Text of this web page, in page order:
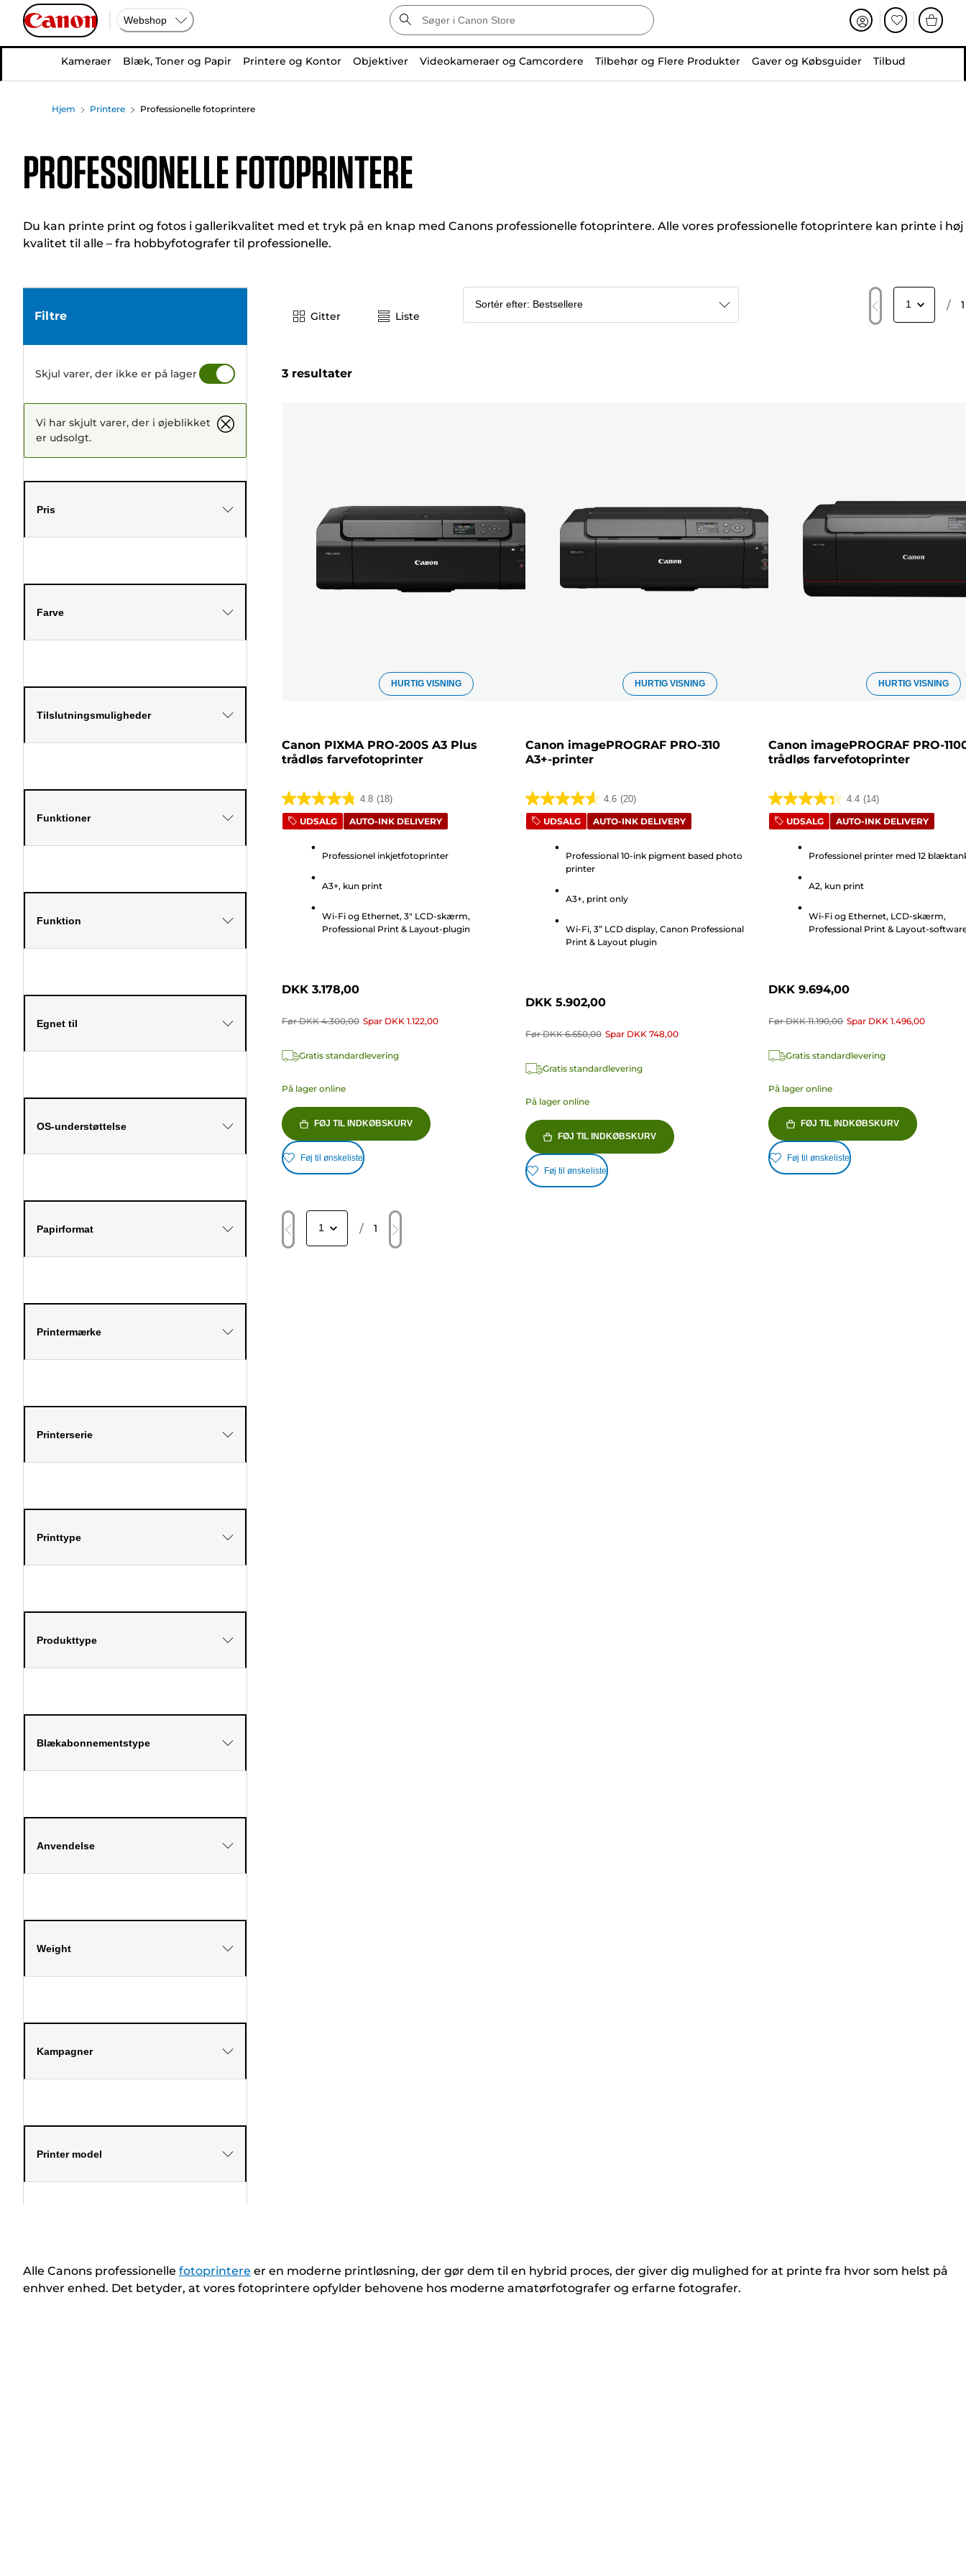
Webshop
Kameraer Blæk, Toner og Papir Printere og Kontor Objektiver Videokameraer og Camcordere Tilbehør og Flere Produkter Gaver og Købsguider Tilbud
Hjem Printere Professionelle fotoprintere
Professionelle fotoprintere
Du kan printe print og fotos i gallerikvalitet med et tryk på en knap med Canons professionelle fotoprintere. Alle vores professionelle fotoprintere kan printe i høj
kvalitet til alle – fra hobbyfotografer til professionelle.
Filtre
Skjul varer, der ikke er på lager
Vi har skjult varer, der i øjeblikket
er udsolgt.
Pris
Farve
Tilslutningsmuligheder
Funktioner
Funktion
Egnet til
OS-understøttelse
Papirformat
Printermærke
Printerserie
Printtype
Produkttype
Blækabonnementstype
Anvendelse
Weight
Kampagner
Printer model
Gitter Liste
/ 1
3 resultater
HURTIG VISNING
Canon PIXMA PRO-200S A3 Plus
trådløs farvefotoprinter
4.8 (18)
4.8
ud
stjerner.
anmeldelser
UDSALG AUTO-INK DELIVERY
Professionel inkjetfotoprinter
A3+, kun print
Wi-Fi og Ethernet, 3" LCD-skærm,
Professional Print & Layout-plugin
DKK 3.178,00
FørDKK 4.300,00 Spar DKK 1.122,00
Gratis standardlevering
På lager online
FØJ TIL INDKØBSKURV
Føj til ønskeliste
HURTIG VISNING
Canon imagePROGRAF PRO-310
A3+-printer
4.6 (20)
4.6
ud
stjerner.
UDSALG AUTO-INK DELIVERY
Professional 10-ink pigment based photo
printer
A3+, print only
Wi-Fi, 3” LCD display, Canon Professional
Print & Layout plugin
DKK 5.902,00
FørDKK 6.650,00 Spar DKK 748,00
Gratis standardlevering
På lager online
FØJ TIL INDKØBSKURV
Føj til ønskeliste
HURTIG VISNING
Canon imagePROGRAF PRO-
trådløs farvefotoprinter
4.4 (14)
4.4
ud
stjerner.
anmeldelser
UDSALG AUTO-INK DELIVERY
Professionel printer med 12
A2, kun print
Wi-Fi og Ethernet, LCD-skærm,
Professional Print & Layout-
DKK 9.694,00
FørDKK 11.190,00 Spar DKK 1.496,00
Gratis standardlevering
På lager online
FØJ TIL INDKØBSKURV
Føj til ønskeliste
/ 1
Alle Canons professionelle fotoprintere er en moderne printløsning, der gør dem til en hybrid proces, der giver dig mulighed for at printe fra hvor som helst på
enhver enhed. Det betyder, at vores fotoprintere opfylder behovene hos moderne amatørfotografer og erfarne fotografer.